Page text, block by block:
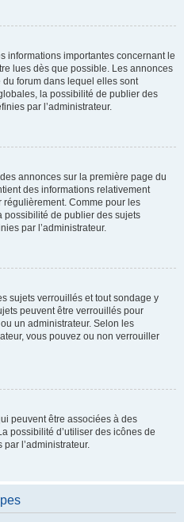
informations importantes concernant le
lues dès que possible. Les annonces
forum dans lequel elles sont
la possibilité de publier des
par l’administrateur.
annonces sur la première page du
des informations relativement
Comme pour les
possibilité de publier des sujets
par l’administrateur.
sujets verrouillés et tout sondage y
peuvent être verrouillés pour
un administrateur. Selon les
vous pouvez ou non verrouiller
peuvent être associées à des
possibilité d’utiliser des icônes de
l’administrateur.